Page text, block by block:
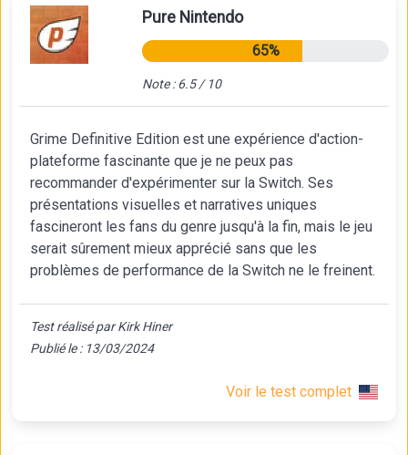
Pure Nintendo
65%
Note : 6.5 / 10
Grime Definitive Edition est une expérience d'action-
plateforme fascinante que je ne peux pas
recommander d'expérimenter sur la Switch. Ses
présentations visuelles et narratives uniques
fascineront les fans du genre jusqu'à la fin, mais le jeu
serait sûrement mieux apprécié sans que les
problèmes de performance de la Switch ne le freinent.
Test réalisé par Kirk Hiner
Publié le : 13/03/2024
Voir le test complet